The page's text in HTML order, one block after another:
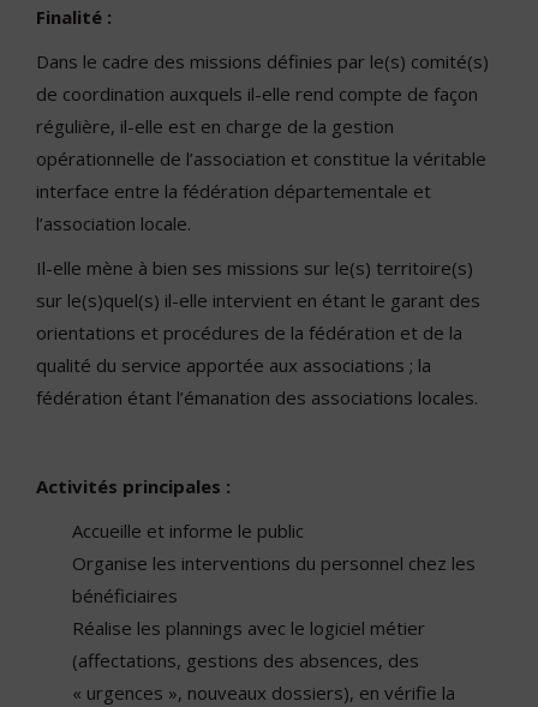
Finalité :
Dans le cadre des missions définies par le(s) comité(s)
de coordination auxquels il-elle rend compte de façon
régulière, il-elle est en charge de la gestion
opérationnelle de l’association et constitue la véritable
interface entre la fédération départementale et
l’association locale.
Il-elle mène à bien ses missions sur le(s) territoire(s)
sur le(s)quel(s) il-elle intervient en étant le garant des
orientations et procédures de la fédération et de la
qualité du service apportée aux associations ; la
fédération étant l’émanation des associations locales.
Activités principales :
Accueille et informe le public
Organise les interventions du personnel chez les
bénéficiaires
Réalise les plannings avec le logiciel métier
(affectations, gestions des absences, des
« urgences », nouveaux dossiers), en vérifie la